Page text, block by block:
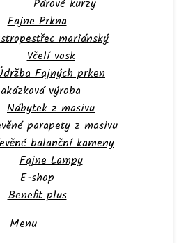
Párové kurzy
Fajne Prkna
mariánský
Včelí vosk
Fajných prken
výroba
Nábytek z masivu
parapety z masivu
balanční kameny
Fajne Lampy
E-shop
Benefit plus
Menu